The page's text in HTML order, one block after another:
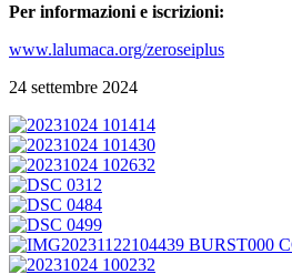
Per informazioni e iscrizioni:
www.lalumaca.org/zeroseiplus
24 settembre 2024